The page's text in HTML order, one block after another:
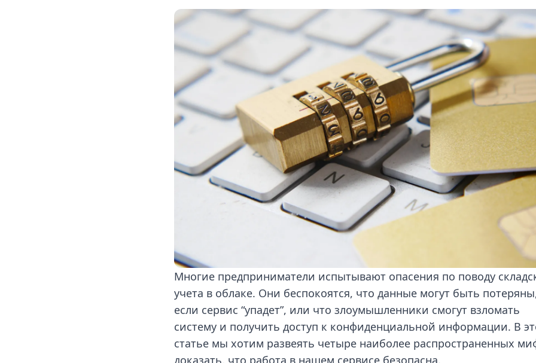
Многие предприниматели испытывают опасения по поводу
учета в облаке. Они беспокоятся, что данные могут быть
если сервис “упадет”, или что злоумышленники смогут взломать
систему и получить доступ к конфиденциальной информации. В
статье мы хотим развеять четыре наиболее распространенных